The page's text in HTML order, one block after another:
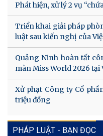
Phát hiện, xử lý 2 vụ
Triển khai giải pháp
luật sau kiến nghị của
Quảng Ninh hoàn tất
màn Miss World 2026 tại
Xử phạt Công ty Cổ
triệu đồng
PHÁP LUẬT - BẠN ĐỌC